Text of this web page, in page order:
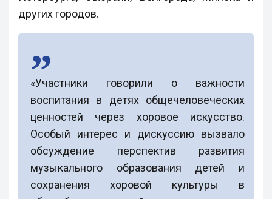
других городов.
«Участники говорили о важности
воспитания в детях общечеловеческих
ценностей через хоровое искусство.
Особый интерес и дискуссию вызвало
обсуждение перспектив развития
музыкального образования детей и
сохранения хоровой культуры в